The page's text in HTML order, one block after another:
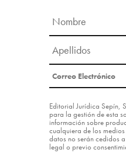
Editorial Jurídica Sepín,
para la gestión de esta
información sobre
cualquiera de los
datos no serán cedidos
legal o previo